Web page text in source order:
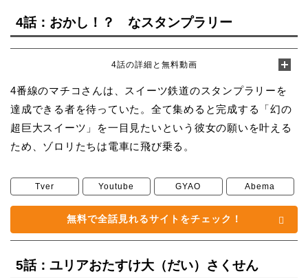
4話：おかし！？ なスタンプラリー
4話の詳細と無料動画
4番線のマチコさんは、スイーツ鉄道のスタンプラリーを
達成できる者を待っていた。全て集めると完成する「幻の
超巨大スイーツ」を一目見たいという彼女の願いを叶える
ため、ゾロリたちは電車に飛び乗る。
Tver Youtube GYAO Abema
無料で全話見れるサイトをチェック！
5話：ユリアおたすけ大（だい）さくせん